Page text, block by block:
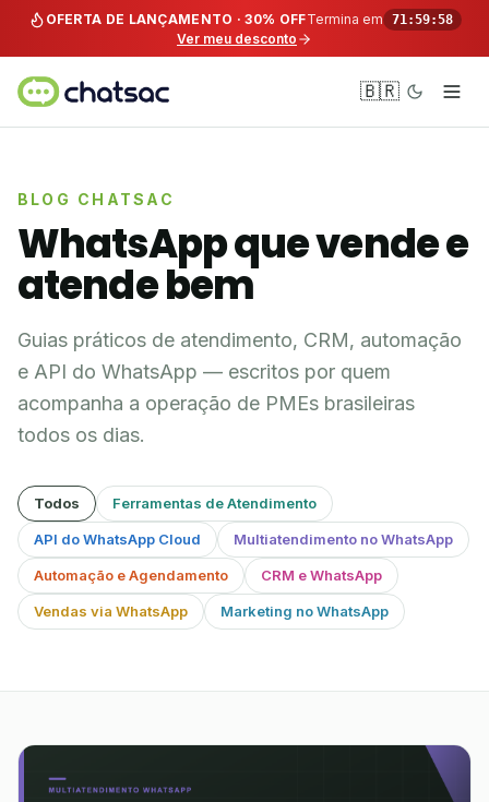
Pular para o conteúdo
OFERTA DE LANÇAMENTO · 30% OFFTermina em 71:59:58
Ver meu desconto
🇧🇷
BLOG CHATSAC
WhatsApp que vende e
atende bem
Guias práticos de atendimento, CRM, automação
e API do WhatsApp — escritos por quem
acompanha a operação de PMEs brasileiras
todos os dias.
Todos Ferramentas de Atendimento
API do WhatsApp Cloud Multiatendimento no WhatsApp
Automação e Agendamento CRM e WhatsApp
Vendas via WhatsApp Marketing no WhatsApp